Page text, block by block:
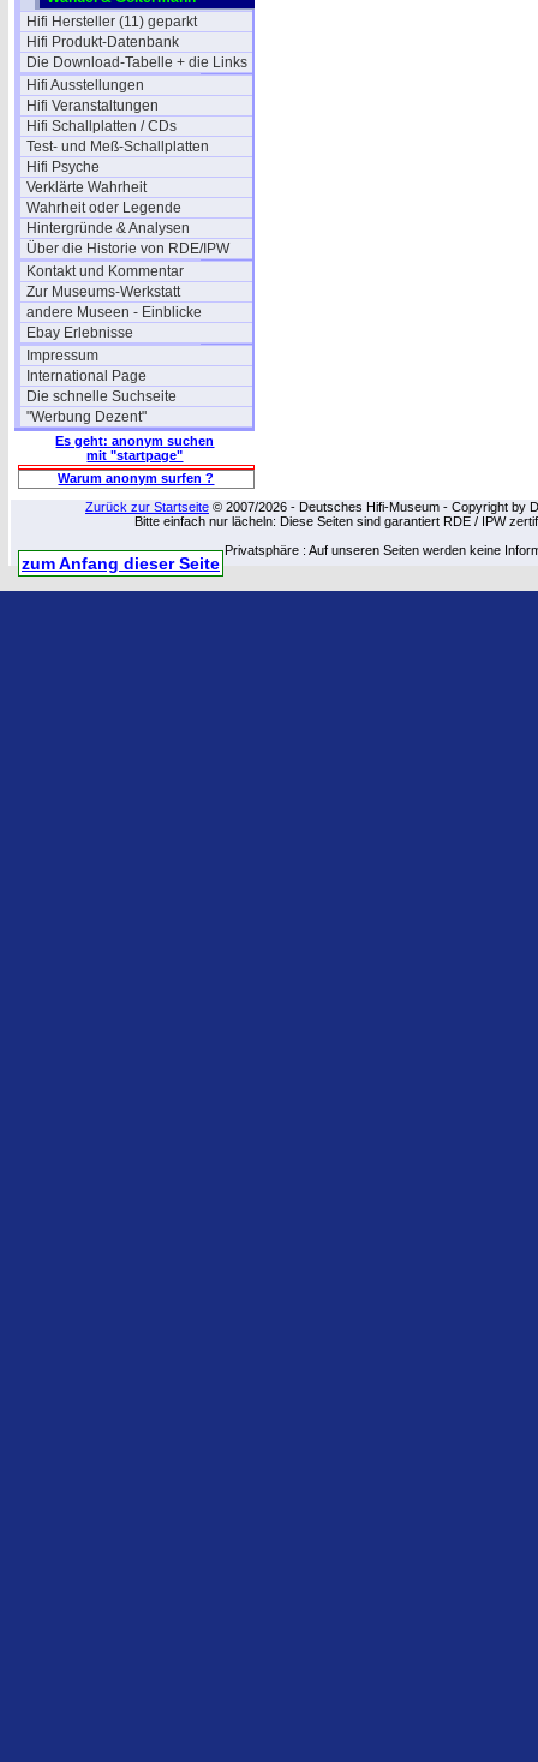
Hifi Hersteller (11) geparkt
Hifi Produkt-Datenbank
Die Download-Tabelle + die Links
Hifi Ausstellungen
Hifi Veranstaltungen
Hifi Schallplatten / CDs
Test- und Meß-Schallplatten
Hifi Psyche
Verklärte Wahrheit
Wahrheit oder Legende
Hintergründe & Analysen
Über die Historie von RDE/IPW
Kontakt und Kommentar
Zur Museums-Werkstatt
andere Museen - Einblicke
Ebay Erlebnisse
Impressum
International Page
Die schnelle Suchseite
"Werbung Dezent"
Es geht: anonym suchen
mit "startpage"
Warum anonym surfen ?
Zurück zur Startseite © 2007/2026 - Deutsches Hifi-Museum - Copyright by
Bitte einfach nur lächeln: Diese Seiten sind garantiert RDE / IPW
Privatsphäre : Auf unseren Seiten werden keine
zum Anfang dieser Seite